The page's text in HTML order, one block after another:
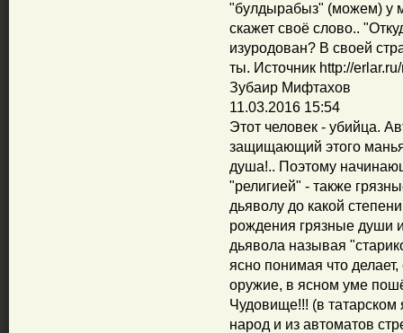
"булдырабыз" (можем) у
скажет своё слово..
изуродован? В своей
ты. Источник http://
Зубаир Мифтахов
11.03.2016 15:54
Этот человек - убийца.
защищающий этого
душа!.. Поэтому
"религией" - также
дьяволу до какой
рождения грязные души
дьявола называя
ясно понимая что
оружие, в ясном уме
Чудовище!!! (в татарском
народ и из автоматов